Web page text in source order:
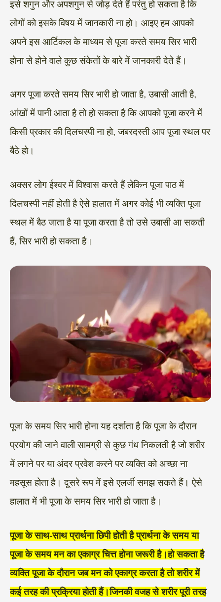
इसे शगुन और अपशगुन से जोड़ देते हैं परंतु हो सकता है कि
लोगों को इसके विषय में जानकारी ना हो। आइए हम आपको
अपने इस आर्टिकल के माध्यम से पूजा करते समय सिर भारी
होना से होने वाले कुछ संकेतों के बारे में जानकारी देते हैं।
अगर पूजा करते समय सिर भारी हो जाता है, उबासी आती है,
आंखों में पानी आता है तो हो सकता है कि आपको पूजा करने में
किसी प्रकार की दिलचस्पी ना हो, जबरदस्ती आप पूजा स्थल पर
बैठे हो।
अक्सर लोग ईश्वर में विश्वास करते हैं लेकिन पूजा पाठ में
दिलचस्पी नहीं होती है ऐसे हालात में अगर कोई भी व्यक्ति पूजा
स्थल में बैठ जाता है या पूजा करता है तो उसे उबासी आ सकती
हैं, सिर भारी हो सकता है।
पूजा के समय सिर भारी होना यह दर्शाता है कि पूजा के दौरान
प्रयोग की जाने वाली सामग्री से कुछ गंध निकलती है जो शरीर
में लगने पर या अंदर प्रवेश करने पर व्यक्ति को अच्छा ना
महसूस होता है। दूसरे रूप में इसे एलर्जी समझ सकते हैं। ऐसे
हालात में भी पूजा के समय सिर भारी हो जाता है।
पूजा के साथ-साथ प्रार्थना छिपी होती है प्रार्थना के समय या
पूजा के समय मन का एकाग्र चित्त होना जरूरी है।हो सकता है
व्यक्ति पूजा के दौरान जब मन को एकाग्र करता है तो शरीर में
कई तरह की प्रक्रिया होती हैं।जिनकी वजह से शरीर पूरी तरह